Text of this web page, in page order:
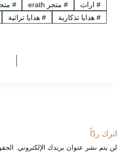
#اراث #متجر erath #
#هدايا تذكارية #هدايا تراثية
اترك ردّاً
لن يتم نشر عنوان بريدك الإلكتروني.